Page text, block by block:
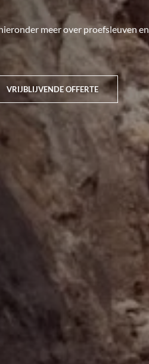
meer over proefsleuven en
VRIJBLIJVENDE OFFERTE